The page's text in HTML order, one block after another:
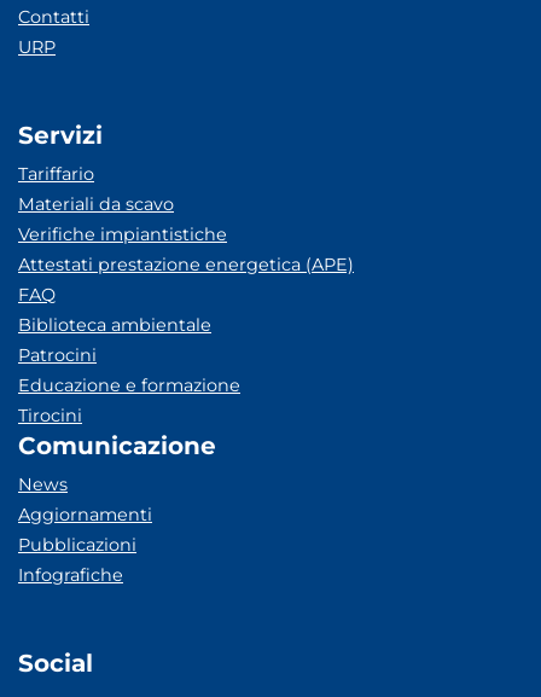
Contatti
URP
Servizi
Tariffario
Materiali da scavo
Verifiche impiantistiche
Attestati prestazione energetica (APE)
FAQ
Biblioteca ambientale
Patrocini
Educazione e formazione
Tirocini
Comunicazione
News
Aggiornamenti
Pubblicazioni
Infografiche
Social